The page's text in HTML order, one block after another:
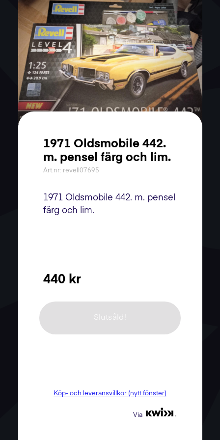
1971 Oldsmobile 442.
m. pensel färg och lim.
Art.nr: revell07695
1971 Oldsmobile 442. m. pensel
färg och lim.
440 kr
Slutsåld!
Köp- och leveransvillkor (nytt fönster)
Via